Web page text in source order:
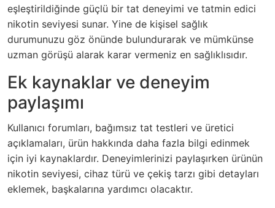
eşleştirildiğinde güçlü bir tat deneyimi ve tatmin edici
nikotin seviyesi sunar. Yine de kişisel sağlık
durumunuzu göz önünde bulundurarak ve mümkünse
uzman görüşü alarak karar vermeniz en sağlıklısıdır.
Ek kaynaklar ve deneyim
paylaşımı
Kullanıcı forumları, bağımsız tat testleri ve üretici
açıklamaları, ürün hakkında daha fazla bilgi edinmek
için iyi kaynaklardır. Deneyimlerinizi paylaşırken ürünün
nikotin seviyesi, cihaz türü ve çekiş tarzı gibi detayları
eklemek, başkalarına yardımcı olacaktır.